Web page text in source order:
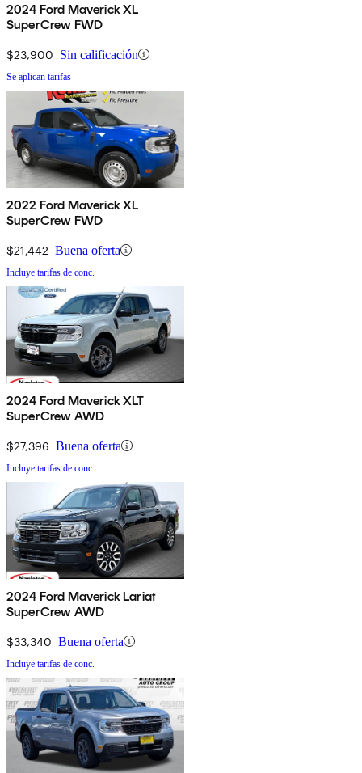
2024 Ford Maverick XL
SuperCrew FWD
$23,900 Sin calificación
Se aplican tarifas
2022 Ford Maverick XL
SuperCrew FWD
$21,442 Buena oferta
Incluye tarifas de conc.
2024 Ford Maverick XLT
SuperCrew AWD
$27,396 Buena oferta
Incluye tarifas de conc.
2024 Ford Maverick Lariat
SuperCrew AWD
$33,340 Buena oferta
Incluye tarifas de conc.